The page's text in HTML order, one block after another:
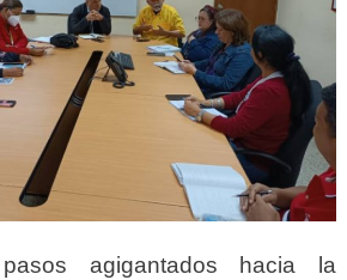
agigantados hacia la